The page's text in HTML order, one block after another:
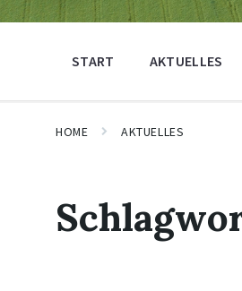
START AKTUELLES
HOME AKTUELLES